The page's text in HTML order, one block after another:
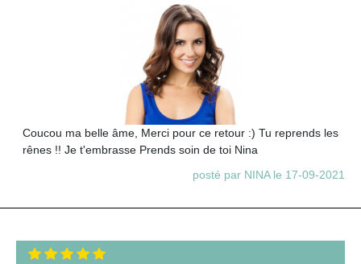
Coucou ma belle âme, Merci pour ce retour :) Tu reprends les
rênes !! Je t'embrasse Prends soin de toi Nina
posté par NINA le 17-09-2021